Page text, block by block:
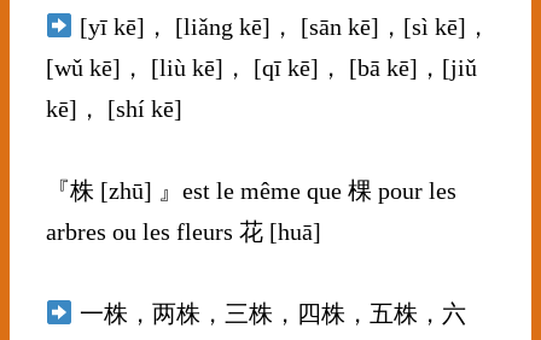
[yī kē]， [liǎng kē]， [sān kē]，[sì kē]，
[wǔ kē]， [liù kē]， [qī kē]， [bā kē]，[jiǔ
kē]， [shí kē]
『株 [zhū] 』est le même que 棵 pour les
arbres ou les fleurs 花 [huā]
一株，两株，三株，四株，五株，六